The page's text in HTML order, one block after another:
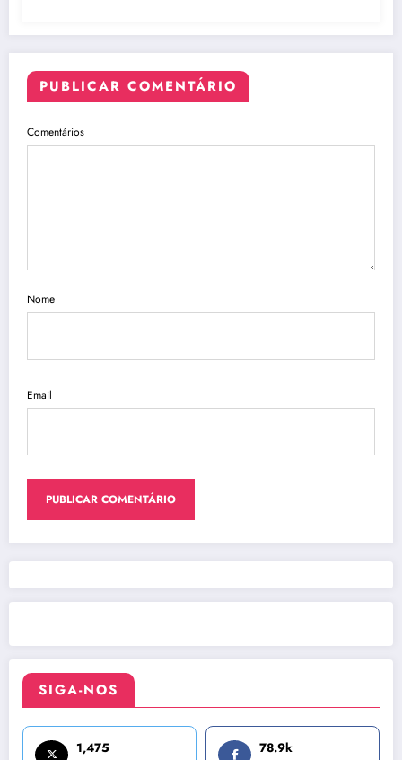
SIGA-NOS
1,475 78.9k
PUBLICAR COMENTÁRIO
Comentários
Nome
Email